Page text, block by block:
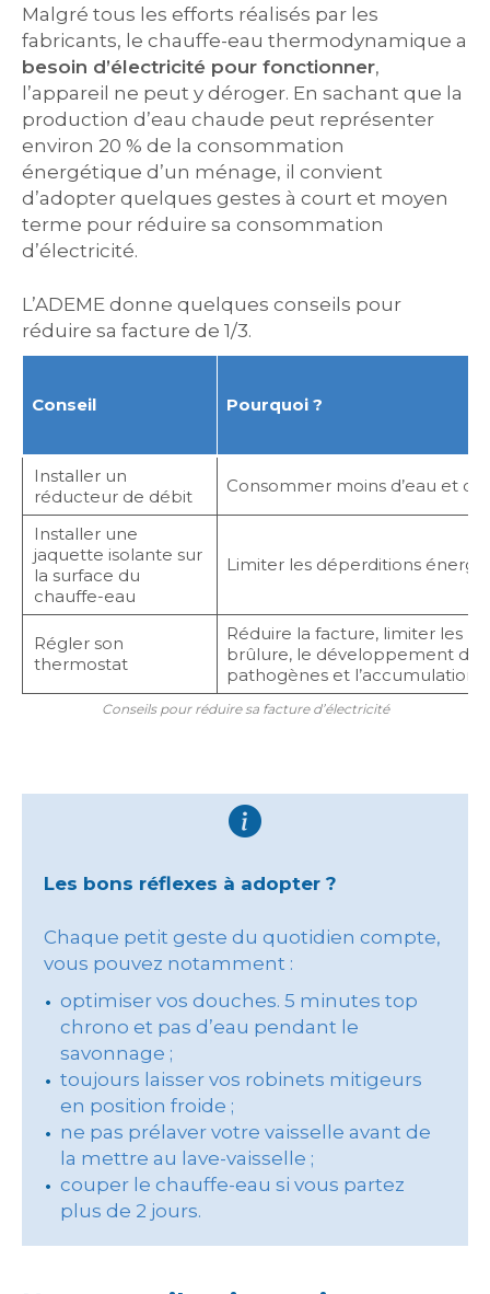
Malgré tous les efforts réalisés par les
fabricants, le chauffe-eau thermodynamique a
besoin d’électricité pour fonctionner,
l’appareil ne peut y déroger. En sachant que la
production d’eau chaude peut représenter
environ 20 % de la consommation
énergétique d’un ménage, il convient
d’adopter quelques gestes à court et moyen
terme pour réduire sa consommation
d’électricité.
L’ADEME donne quelques conseils pour
réduire sa facture de 1/3.
Conseil Pourquoi ?
Installer un
réducteur de débit
Consommer moins d’eau et
Installer une
jaquette isolante sur
la surface du
chauffe-eau
Limiter les déperditions
Régler son
thermostat
Réduire la facture, limiter les
brûlure, le développement de
pathogènes et l’accumulation
Conseils pour réduire sa facture d’électricité
Les bons réflexes à adopter ?
Chaque petit geste du quotidien compte,
vous pouvez notamment :
optimiser vos douches. 5 minutes top
chrono et pas d’eau pendant le
savonnage ;
toujours laisser vos robinets mitigeurs
en position froide ;
ne pas prélaver votre vaisselle avant de
la mettre au lave-vaisselle ;
couper le chauffe-eau si vous partez
plus de 2 jours.